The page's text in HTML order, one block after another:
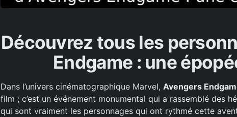
Découvrez tous les
Endgame : une
Dans l’univers cinématographique Marvel, Avengers
film ; c’est un événement monumental qui a rassemblé des
qui sont vraiment les personnages qui ont rythmé cette